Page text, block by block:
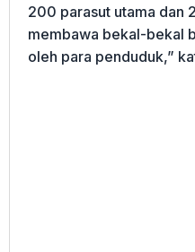
200 parasut utama dan
membawa bekal-bekal
oleh para penduduk,”